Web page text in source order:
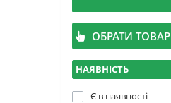
ОБРАТИ
НАЯВНІСТЬ
Є в наявності